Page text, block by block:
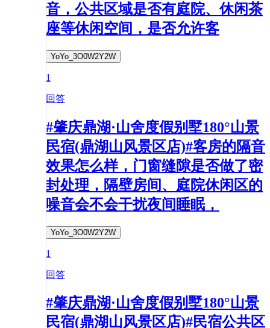
音，公共区域是否有庭院、休闲茶
座等休闲空间，是否允许客
YoYo_3O0W2Y2W
1
回答
#肇庆鼎湖·山舍度假别墅180°山景
民宿(鼎湖山风景区店)#客房的隔音
效果怎么样，门窗缝隙是否做了密
封处理，隔壁房间、庭院休闲区的
噪音会不会干扰夜间睡眠，
YoYo_3O0W2Y2W
1
回答
#肇庆鼎湖·山舍度假别墅180°山景
民宿(鼎湖山风景区店)#民宿公共区